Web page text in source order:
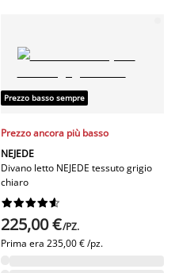
Prezzo basso sempre
Prezzo ancora più basso
NEJEDE
Divano letto NEJEDE tessuto grigio
chiaro






225,00 €/PZ.
Prima era 235,00 € /pz.